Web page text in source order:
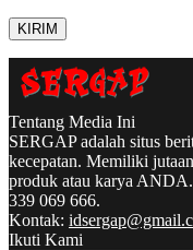
Tentang Media Ini
SERGAP adalah situs
kecepatan. Memiliki
produk atau karya
339 069 666.
Kontak:
Ikuti Kami